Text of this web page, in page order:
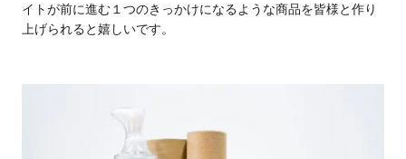
イトが前に進む１つのきっかけになるような商品を皆様と作り
上げられると嬉しいです。